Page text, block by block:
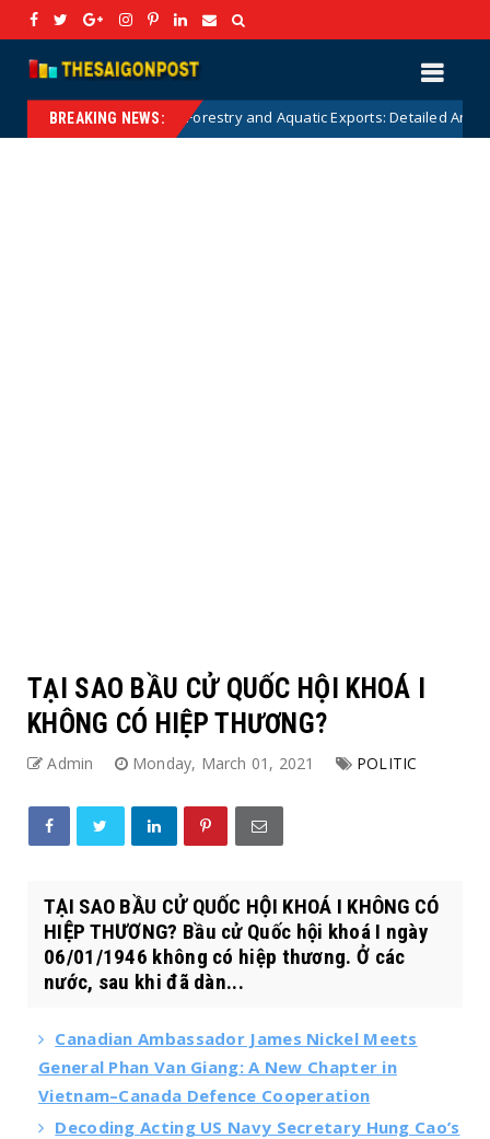
BREAKING NEWS:
Forestry and Aquatic Exports: Detailed Analysis and
TẠI SAO BẦU CỬ QUỐC HỘI KHOÁ I
KHÔNG CÓ HIỆP THƯƠNG?
Admin Monday, March 01, 2021 POLITIC
TẠI SAO BẦU CỬ QUỐC HỘI KHOÁ I KHÔNG CÓ
HIỆP THƯƠNG? Bầu cử Quốc hội khoá I ngày
06/01/1946 không có hiệp thương. Ở các
nước, sau khi đã dàn...
Canadian Ambassador James Nickel Meets
General Phan Van Giang: A New Chapter in
Vietnam–Canada Defence Cooperation
Decoding Acting US Navy Secretary Hung Cao’s